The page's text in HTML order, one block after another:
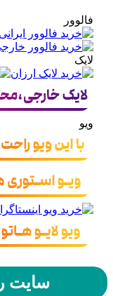
فالوور
لایک
ویو
سایت